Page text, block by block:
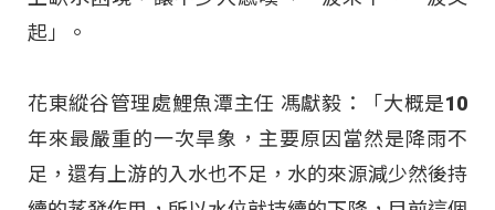
起」。
花東縱谷管理處鯉魚潭主任 馮獻毅：「大概是10
年來最嚴重的一次旱象，主要原因當然是降雨不
足，還有上游的入水也不足，水的來源減少然後持